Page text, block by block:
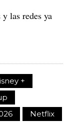
las redes ya
+
Netflix